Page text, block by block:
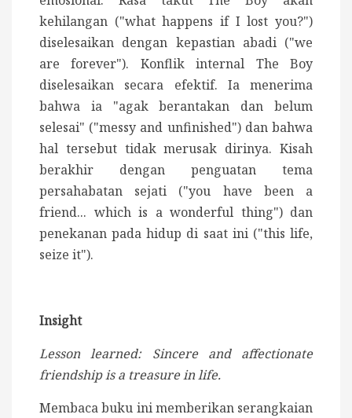
kehilangan ("what happens if I lost you?")
diselesaikan dengan kepastian abadi ("we
are forever"). Konflik internal The Boy
diselesaikan secara efektif. Ia menerima
bahwa ia "agak berantakan dan belum
selesai" ("messy and unfinished") dan bahwa
hal tersebut tidak merusak dirinya. Kisah
berakhir dengan penguatan tema
persahabatan sejati ("you have been a
friend... which is a wonderful thing") dan
penekanan pada hidup di saat ini ("this life,
seize it").
Insight
Lesson learned:
Sincere and affectionate
friendship is a treasure in life.
Membaca buku ini memberikan serangkaian